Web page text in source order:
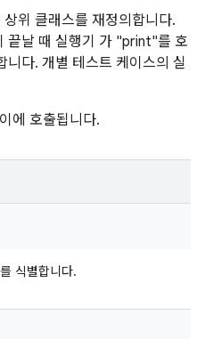
위 클래스를 재정의합니다.
끝날 때 실행기 가 "print"를 호
니다. 개별 테스트 케이스의 실
에 호출됩니다.
식별합니다.